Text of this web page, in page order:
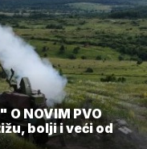
O NOVIM PVO
bolji i veći od